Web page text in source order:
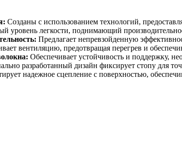
Созданы с использованием технологий,
уровень легкости, поднимающий
Предлагает непревзойденную
вентиляцию, предотвращая перегрев и
Обеспечивает устойчивость и поддержку,
разработанный дизайн фиксирует стопу для
надежное сцепление с поверхностью,